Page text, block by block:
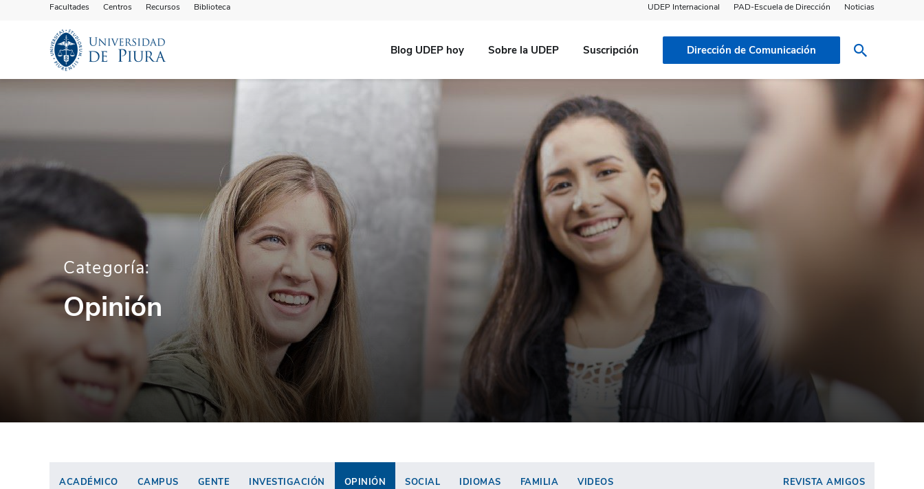
Facultades Centros Recursos Biblioteca UDEP Internacional PAD-Escuela de Dirección Noticias
Blog UDEP hoy Sobre la UDEP Suscripción Dirección de Comunicación
Categoría:
Opinión
ACADÉMICO CAMPUS GENTE INVESTIGACIÓN OPINIÓN SOCIAL IDIOMAS FAMILIA VIDEOS REVISTA AMIGOS